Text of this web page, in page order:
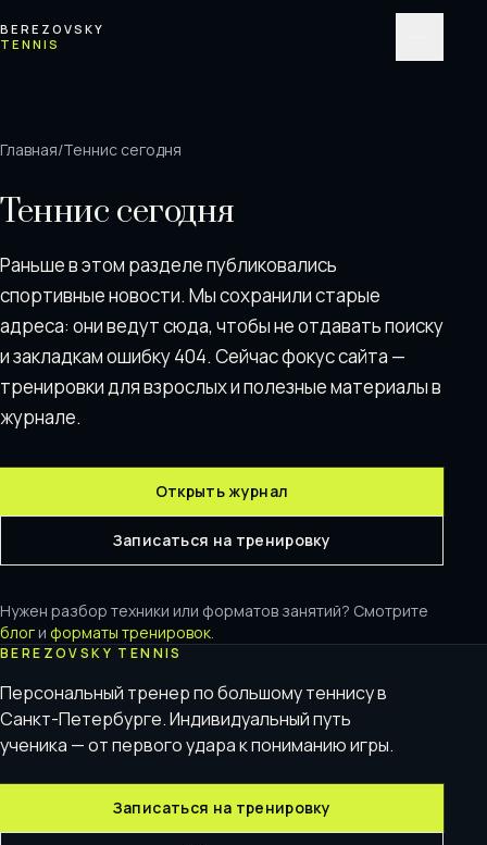
BEREZOVSKY
TENNIS
Главная/Теннис сегодня
Теннис сегодня
Раньше в этом разделе публиковались
спортивные новости. Мы сохранили старые
адреса: они ведут сюда, чтобы не отдавать поискy
и закладкам ошибку 404. Сейчас фокус сайта —
тренировки для взрослых и полезные материалы в
журнале.
Открыть журнал
Записаться на тренировку
Нужен разбор техники или форматов занятий? Смотрите
блог и форматы тренировок.
BEREZOVSKY TENNIS
Персональный тренер по большому теннису в
Санкт-Петербурге. Индивидуальный путь
ученика — от первого удара к пониманию игры.
Записаться на тренировку